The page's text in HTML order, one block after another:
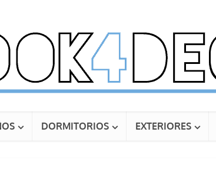
DORMITORIOS EXTERIORES